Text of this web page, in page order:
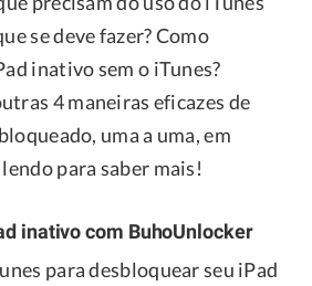
se deve fazer? Como
inativo sem o iTunes?
4 maneiras eficazes de
uma a uma, em
para saber mais!
inativo com BuhoUnlocker
para desbloquear seu iPad